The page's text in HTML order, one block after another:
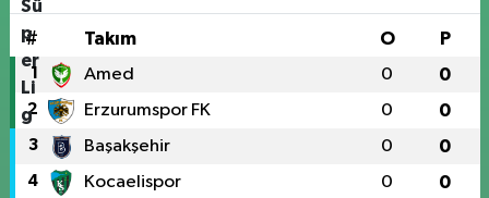
# Takım O P
1 Amed 0 0
2 Erzurumspor FK 0 0
3 Başakşehir 0 0
4 Kocaelispor 0 0